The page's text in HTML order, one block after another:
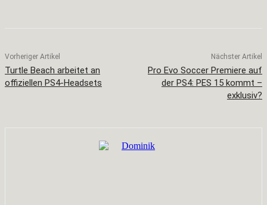
Vorheriger Artikel
Turtle Beach arbeitet an
offiziellen PS4-Headsets
Nächster Artikel
Pro Evo Soccer Premiere auf
der PS4: PES 15 kommt –
exklusiv?